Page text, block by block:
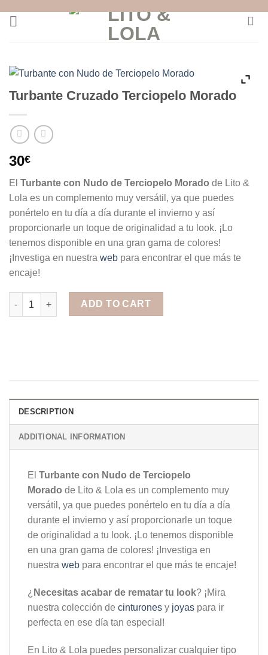
Turbante Cruzado Terciopelo Morado
30€
El Turbante con Nudo de Terciopelo Morado de Lito &
Lola es un complemento muy versátil, ya que puedes
ponértelo en tu día a día durante el invierno y así
proporcionarle un toque de originalidad a tu look. ¡Lo
tenemos disponible en una gran gama de colores!
¡Investiga en nuestra web para encontrar el que más te
encaje!
Turbante Cruzado Terciopelo Morado quantity
ADD TO CART
DESCRIPTION
ADDITIONAL INFORMATION
El Turbante con Nudo de Terciopelo
Morado de Lito & Lola es un complemento muy
versátil, ya que puedes ponértelo en tu día a día
durante el invierno y así proporcionarle un toque
de originalidad a tu look. ¡Lo tenemos disponible
en una gran gama de colores! ¡Investiga en
nuestra web para encontrar el que más te encaje!
¿ Necesitas acabar de rematar tu look? ¡Mira
nuestra colección de cinturones y joyas para ir
perfecta en ese día tan especial!
En Lito & Lola puedes personalizar cualquier tipo